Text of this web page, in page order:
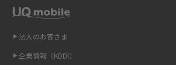
LINEの通知がこない時の原因と対処法9選！設定の確
法人のお客さま
企業情報（KDDI）